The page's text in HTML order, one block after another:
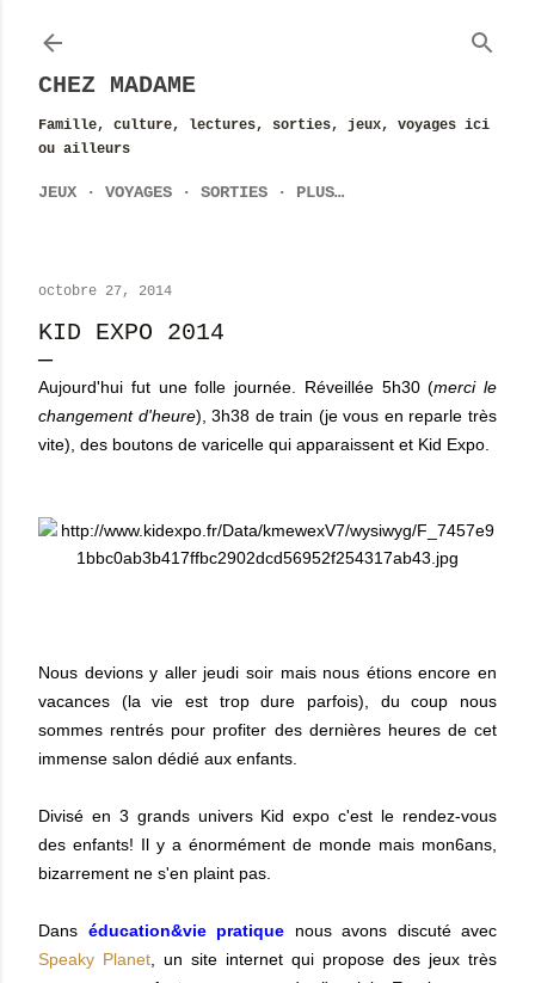
CHEZ MADAME
Famille, culture, lectures, sorties, jeux, voyages ici
ou ailleurs
JEUX VOYAGES SORTIES PLUS…
octobre 27, 2014
KID EXPO 2014
Aujourd'hui fut une folle journée. Réveillée 5h30 (merci le
changement d'heure), 3h38 de train (je vous en reparle très
vite), des boutons de varicelle qui apparaissent et Kid Expo.
Nous devions y aller jeudi soir mais nous étions encore en
vacances (la vie est trop dure parfois), du coup nous
sommes rentrés pour profiter des dernières heures de cet
immense salon dédié aux enfants.
Divisé en 3 grands univers Kid expo c'est le rendez-vous
des enfants! Il y a énormément de monde mais mon6ans,
bizarrement ne s'en plaint pas.
Dans éducation&vie pratique nous avons discuté avec
Speaky Planet , un site internet qui propose des jeux très